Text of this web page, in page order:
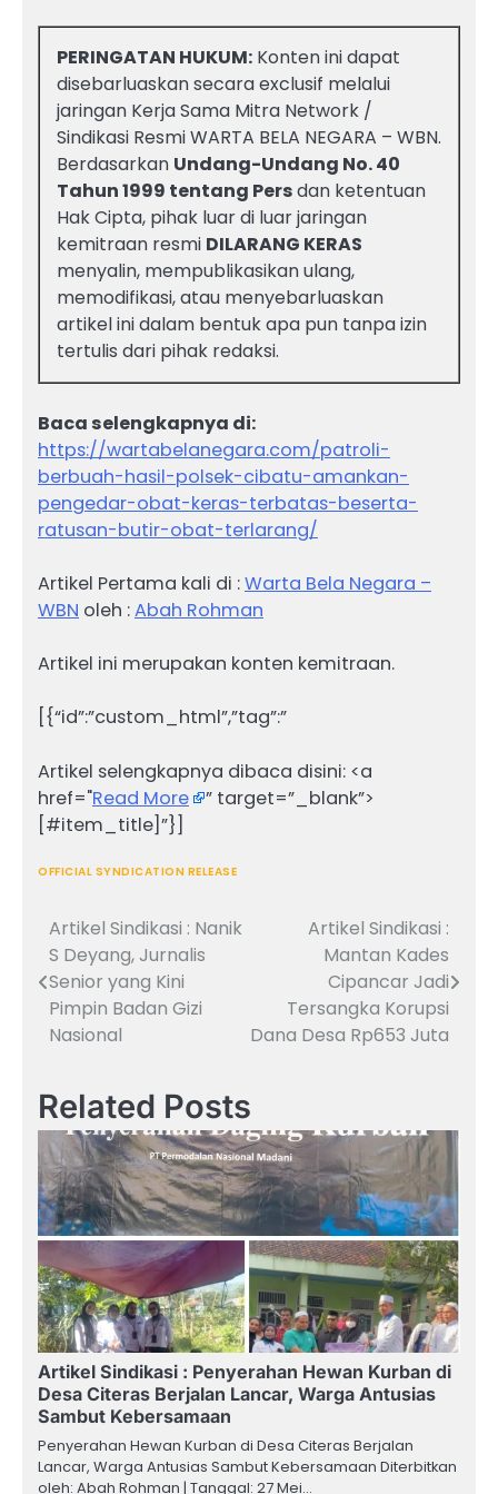
PERINGATAN HUKUM: Konten ini dapat
disebarluaskan secara exclusif melalui
jaringan Kerja Sama Mitra Network /
Sindikasi Resmi WARTA BELA NEGARA – WBN.
Berdasarkan Undang-Undang No. 40
Tahun 1999 tentang Persdan ketentuan
Hak Cipta, pihak luar di luar jaringan
kemitraan resmi DILARANG KERAS
menyalin, mempublikasikan ulang,
memodifikasi, atau menyebarluaskan
artikel ini dalam bentuk apa pun tanpa izin
tertulis dari pihak redaksi.
Baca selengkapnya di:
https://wartabelanegara.com/patroli-
berbuah-hasil-polsek-cibatu-amankan-
pengedar-obat-keras-terbatas-beserta-
ratusan-butir-obat-terlarang/
Artikel Pertama kali di :Warta Bela Negara –
WBN oleh :Abah Rohman
Artikel ini merupakan konten kemitraan.
[{“id”:”custom_html”,”tag”:”
Artikel selengkapnya dibaca disini: <a
href="Read More
” target=”_blank”>
[#item_title]”}]
OFFICIAL SYNDICATION RELEASE
Navigasi
pos
Artikel Sindikasi : Nanik
S Deyang, Jurnalis
Senior yang Kini
Pimpin Badan Gizi
Nasional
Artikel Sindikasi :
Mantan Kades
Cipancar Jadi
Tersangka Korupsi
Dana Desa Rp653 Juta
Related Posts
Artikel Sindikasi : Penyerahan Hewan Kurban di
Desa Citeras Berjalan Lancar, Warga Antusias
Sambut Kebersamaan
Penyerahan Hewan Kurban di Desa Citeras Berjalan
Lancar, Warga Antusias Sambut Kebersamaan Diterbitkan
oleh: Abah Rohman | Tanggal: 27 Mei…